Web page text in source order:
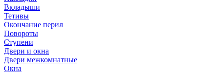
Вкладыши
Тетивы
Окончание перил
Повороты
Ступени
Двери и окна
Двери межкомнатные
Окна